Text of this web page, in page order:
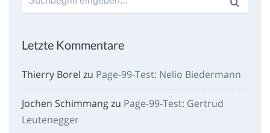
nach:
Letzte Kommentare
Thierry Borel zu Page-99-Test: Nelio Biedermann
Jochen Schimmangzu Page-99-Test: Gertrud
Leutenegger